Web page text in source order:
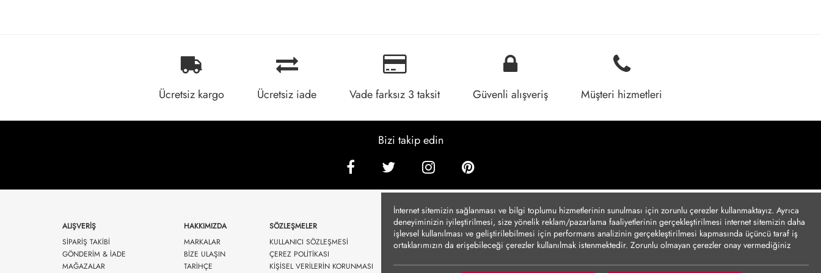
İnternet sitemizin sağlanması ve bilgi toplumu hizmetlerinin sunulması için zorunlu çerezler kullanmaktayız. Ayrıca
deneyiminizin iyileştirilmesi, size yönelik reklam/pazarlama faaliyetlerinin gerçekleştirilmesi internet sitemizin daha
işlevsel kullanılması ve geliştirilebilmesi için performans analizinin gerçekleştirilmesi kapmasında üçüncü taraf iş
ortaklarımızın da erişebileceği çerezler kullanılmak istenmektedir. Zorunlu olmayan çerezler onay vermediğiniz
Detayları altında sunulmakta olup, tercihlerinize göre kişisel verileriniz yurt dışına aktarılabilecektir.Çerez
Ücretsiz kargo Ücretsiz iade Vade farksız 3 taksit Güvenli alışveriş Müşteri hizmetleri
Bizi takip edin
ALIŞVERİŞ
SİPARİŞ TAKİBİ
GÖNDERİM & İADE
MAĞAZALAR
HAKKIMIZDA
MARKALAR
BİZE ULAŞIN
TARİHÇE
SÖZLEŞMELER
KULLANICI SÖZLEŞMESİ
ÇEREZ POLİTİKASI
KİŞİSEL VERİLERİN KORUNMASI